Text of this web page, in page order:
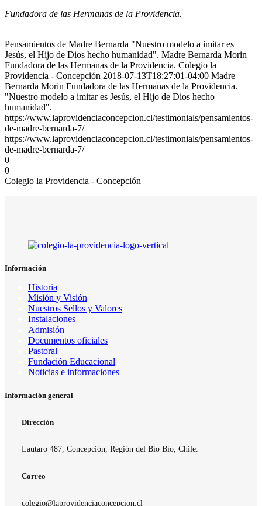
Fundadora de las Hermanas de la Providencia.
Pensamientos de Madre Bernarda "Nuestro modelo a imitar es
Jesús, el Hijo de Dios hecho humanidad". Madre Bernarda Morin
Fundadora de las Hermanas de la Providencia. Colegio la
Providencia - Concepción 2018-07-13T18:27:01-04:00 Madre
Bernarda Morin Fundadora de las Hermanas de la Providencia.
"Nuestro modelo a imitar es Jesús, el Hijo de Dios hecho
humanidad".
https://www.laprovidenciaconcepcion.cl/testimonials/pensamientos-
de-madre-bernarda-7/
https://www.laprovidenciaconcepcion.cl/testimonials/pensamientos-
de-madre-bernarda-7/
0
0
Colegio la Providencia - Concepción
Información
Historia
Misión y Visión
Nuestros Sellos y Valores
Instalaciones
Admisión
Documentos oficiales
Pastoral
Fundación Educacional
Noticias e informaciones
Información general
Dirección
Lautaro 487, Concepción, Región del Bío Bío, Chile.
Correo
colegio@laprovidenciaconcepcion.cl